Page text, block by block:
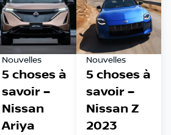
Nouvelles
5 choses à
savoir –
Nissan
Ariya
Nouvelles
5 choses à
savoir –
Nissan Z
2023